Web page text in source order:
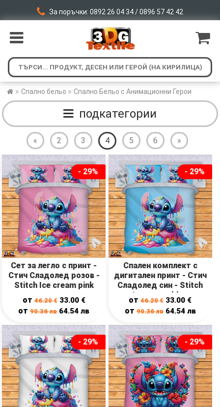
За поръчки: 0892 26 04 34 / 0896 57 42 42
» Спално бельо » Спално Бельо с Анимационни Герои
подкатегории
« 2 3 4 5 6 »
- 29%
Сет за легло с принт -
Стич Сладолед розов -
Stitch Ice cream pink
от46.20€ 33.00 €
от90.36лв 64.54лв
- 29%
Спален комплект с
дигитален принт - Стич
Сладолед син - Stitch
Ice cream blue
от46.20€ 33.00 €
от 90.36лв 64.54 лв
- 29% - 29%